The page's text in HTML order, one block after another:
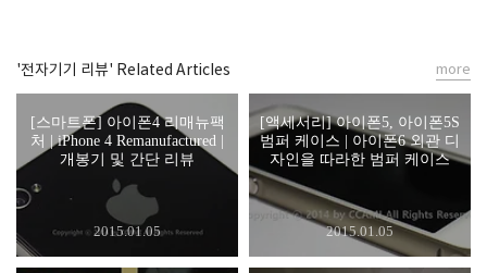
'전자기기 리뷰' Related Articles
[스마트폰] 아이폰4 리매뉴팩
처 | iPhone 4 Remanufactured |
개봉기 및 간단 리뷰
2015.01.05
[액세서리] 아이폰5, 아이폰5S
범퍼 케이스 | 아이폰6 외관 디
자인을 따라한 범퍼 케이스
2015.01.05
more